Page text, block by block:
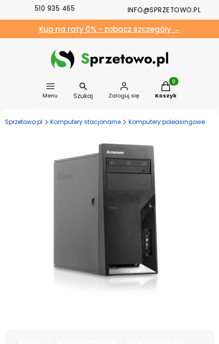
510 935 465 INFO@SPRZETOWO.PL
Kup na raty 0% - zobacz szczegóły →
Menu Szukaj Zaloguj się
Produkty w
Koszyk
Sprzetowo.pl Komputery stacjonarne Komputery poleasingowe